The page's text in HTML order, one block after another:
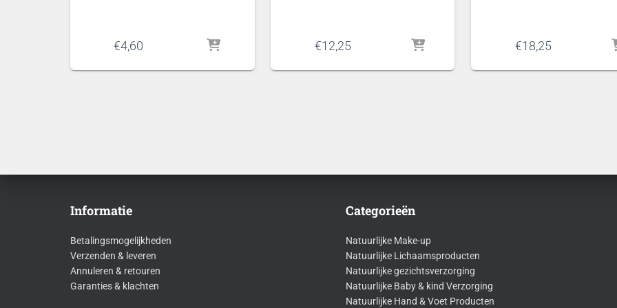
€4,60 €12,25 €18,25
Informatie
Betalingsmogelijkheden
Verzenden & leveren
Annuleren & retouren
Garanties & klachten
Categorieën
Natuurlijke Make-up
Natuurlijke Lichaamsproducten
Natuurlijke gezichtsverzorging
Natuurlijke Baby & kind Verzorging
Natuurlijke Hand & Voet Producten